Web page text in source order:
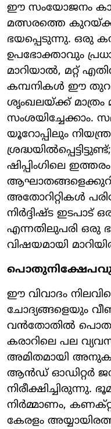
ഈ സംയോജനം
മത്സരത്തെ
ഭയപ്പെടുന്നു. ഒരു
ഉപഭോക്താവും
മാറിയാൽ, മറ്റ്
കമ്പനികൾ ഈ
ശൃംഖലയ്ക്ക്
യൂറോപ്പിലും
ഷിപ്പിംഗിലെ
അതോറിറ്റികൾ
നിർദ്ദിഷ്ട ഇടപാട്
എന്നതിലുപരി ഒരു
വിഷയമായി
ഈ വിവാദം
ചോദ്യങ്ങളെയും
വൻതോതിൽ
കരാറിലെ പല
അമിതമായി
ആൻഡ് ഓഡിറ്റർ
നിരീക്ഷിച്ചിരുന്നു.
നിർമ്മാണം,
കേരളം